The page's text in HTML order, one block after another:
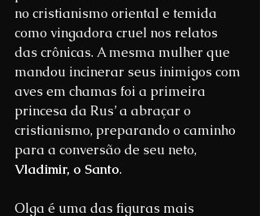
no cristianismo oriental e temida
como vingadora cruel nos relatos
das crônicas. A mesma mulher que
mandou incinerar seus inimigos com
aves em chamas foi a primeira
princesa da Rus’ a abraçar o
cristianismo, preparando o caminho
para a conversão de seu neto,
Vladimir, o Santo.
Olga é uma das figuras mais